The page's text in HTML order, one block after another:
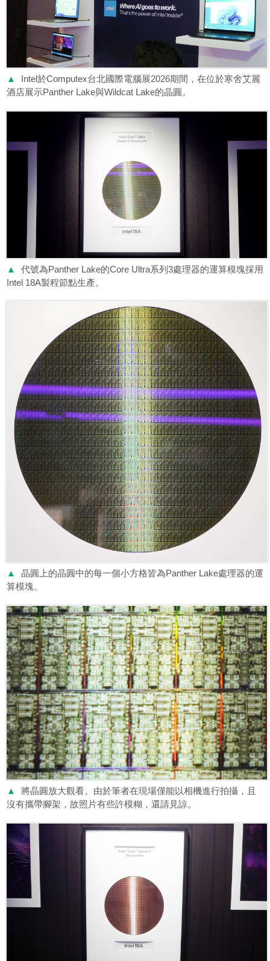
▲
Intel於Computex台北國際電腦展2026期間，在位於寒舍艾麗
酒店展示Panther Lake與Wildcat Lake的晶圓。
▲
代號為Panther Lake的Core Ultra系列3處理器的運算模塊採用
Intel 18A製程節點生產。
▲
晶圓上的晶圓中的每一個小方格皆為Panther Lake處理器的運
算模塊。
▲
將晶圓放大觀看。由於筆者在現場僅能以相機進行拍攝，且
沒有攜帶腳架，故照片有些許模糊，還請見諒。